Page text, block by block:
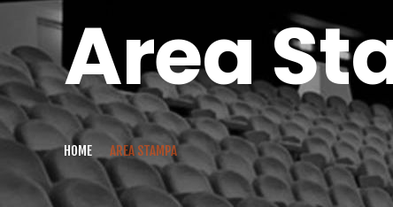
Area
HOME AREA STAMPA